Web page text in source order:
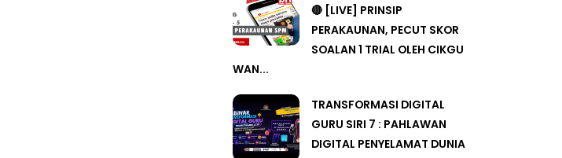
🔴 [LIVE] PRINSIP
PERAKAUNAN, PECUT SKOR
SOALAN 1 TRIAL OLEH CIKGU
WAN...
TRANSFORMASI DIGITAL
GURU SIRI 7 : PAHLAWAN
DIGITAL PENYELAMAT DUNIA